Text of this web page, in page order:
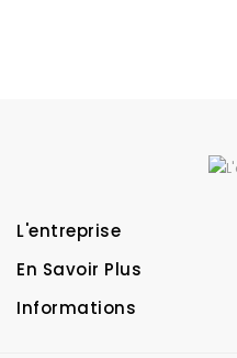
L'entreprise
En Savoir Plus
Informations